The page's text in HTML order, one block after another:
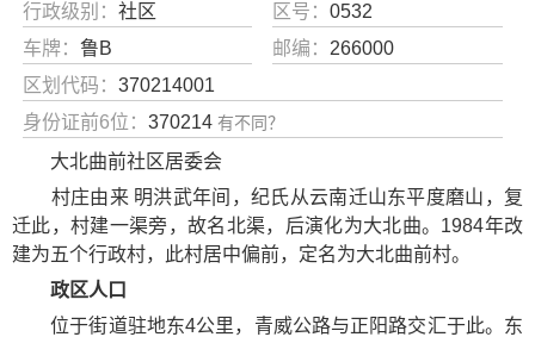
行政级别： 社区 区号：0532
车牌： 鲁B 邮编： 266000
区划代码： 370214001
身份证前6位： 370214 有不同？
大北曲前社区居委会
村庄由来 明洪武年间，纪氏从云南迁山东平度磨山，复
迁此，村建一渠旁，故名北渠，后演化为大北曲。1984年改
建为五个行政村，此村居中偏前，定名为大北曲前村。
政区人口
位于街道驻地东4公里，青威公路与正阳路交汇于此。东